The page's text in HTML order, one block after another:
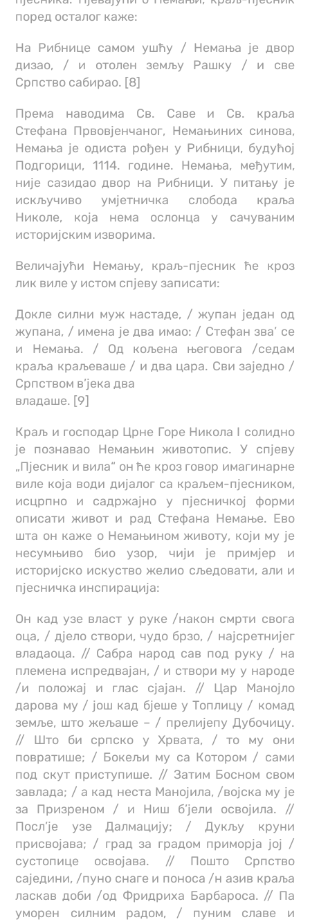
поред осталог каже:
На Рибнице самом ушћу / Немања је двор
дизао, / и отолен земљу Рашку / и све
Српство сабирао. [8]
Према наводима Св. Саве и Св. краља
Стефана Првовјенчаног, Немањиних синова,
Немања је одиста рођен у Рибници, будућој
Подгорици, 1114. године. Немања, међутим,
није сазидао двор на Рибници. У питању је
искључиво умјетничка слобода краља
Николе, која нема ослонца у сачуваним
историјским изворима.
Величајући Немању, краљ-пјесник ће кроз
лик виле у истом спјеву записати:
Докле силни муж настаде, / жупан један од
жупана, / имена је два имао: / Стефан зва’ се
и Немања. / Од кољена његовога /седам
краља краљеваше / и два цара. Сви заједно /
Српством в’јека два
владаше. [9]
Краљ и господар Црне Горе Никола I солидно
је познавао Немањин животопис. У спјеву
„Пјесник и вила“ он ће кроз говор имагинарне
виле која води дијалог са краљем-пјесником,
исцрпно и садржајно у пјесничкој форми
описати живот и рад Стефана Немање. Ево
шта он каже о Немањином животу, који му је
несумњиво био узор, чији је примјер и
историјско искуство желио сљедовати, али и
пјесничка инспирација:
Он кад узе власт у руке /након смрти свога
оца, / дјело створи, чудо брзо, / најсретнијег
владаоца. // Сабра народ сав под руку / на
племена испредвајан, / и створи му у народе
/и положај и глас сјајан. // Цар Манојло
дарова му / још кад бјеше у Топлицу / комад
земље, што жељаше – / прелијепу Дубочицу.
// Што би српско у Хрвата, / то му они
повратише; / Бокељи му са Котором / сами
под скут приступише. // Затим Босном свом
завлада; / а кад неста Манојила, /војска му је
за Призреном / и Ниш б’јели освојила. //
Посл’је узе Далмацију; / Дукљу круни
присвојава; / град за градом приморја јој /
сустопице освојава. // Пошто Српство
саједини, /пуно снаге и поноса /н азив краља
ласкав доби /од Фридриха Барбароса. // Па
уморен силним радом, / пуним славе и